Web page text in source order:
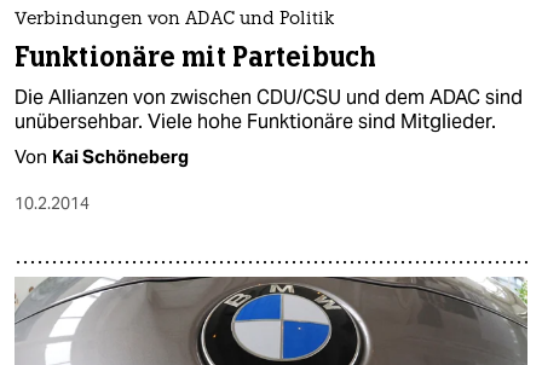
Verbindungen von ADAC und Politik
Funktionäre mit Parteibuch
Die Allianzen von zwischen CDU/CSU und dem ADAC sind
unübersehbar. Viele hohe Funktionäre sind Mitglieder.
Von Kai Schöneberg
10.2.2014